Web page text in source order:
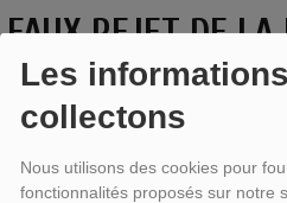
Les
collectons
Nous utilisons des cookies pour
fonctionnalités proposés sur notre
FAUX REJET DE